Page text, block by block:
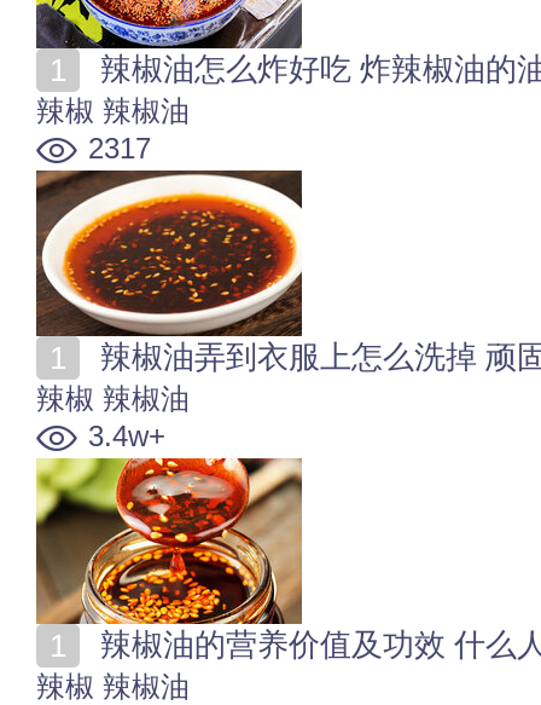
辣椒油怎么炸好吃 炸辣椒油的
辣椒 辣椒油
2317
辣椒油弄到衣服上怎么洗掉 顽
辣椒 辣椒油
3.4w+
辣椒油的营养价值及功效 什么
辣椒 辣椒油